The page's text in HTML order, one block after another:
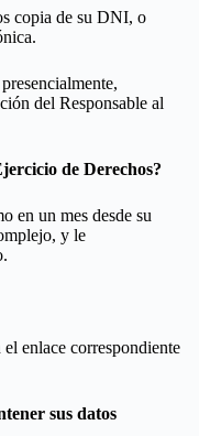
copia de su DNI, o
del Responsable al
de Derechos?
en un mes desde su
y le
enlace correspondiente
sus datos